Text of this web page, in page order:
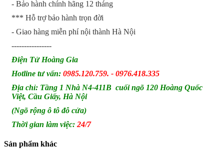
- Bảo hành chính hãng 12 tháng
*** Hỗ trợ bảo hành trọn đời
- Giao hàng miễn phí nội thành Hà Nội
----------------
Điện Tử Hoàng Gia
Hotline tư vấn: 0985.120.759. - 0976.418.335
Địa chỉ: Tầng 1 Nhà N4-411B cuối ngõ 120 Hoàng Quốc
Việt, Cầu Giấy, Hà Nội
(Ngõ rộng ô tô đỗ cửa)
Thời gian làm việc: 24/7
Sản phẩm khác